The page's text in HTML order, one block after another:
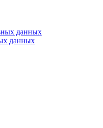
данных
данных